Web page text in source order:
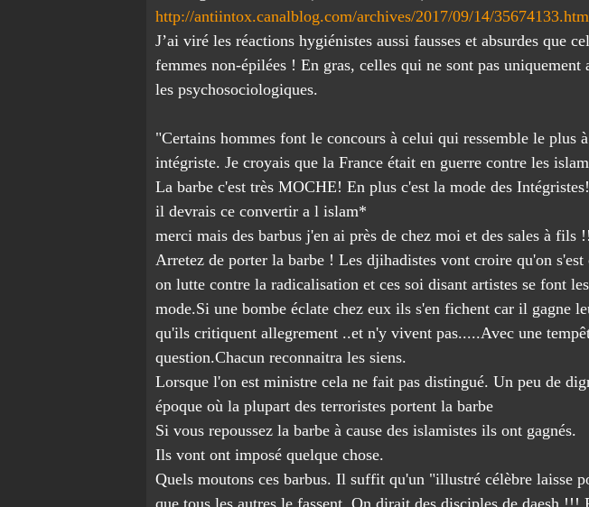
http://antiintox.canalblog.com/archives/2017/09/14/
J’ai viré les réactions hygiénistes aussi fausses et absurdes que
femmes non-épilées ! En gras, celles qui ne sont pas
les psychosociologiques.
"Certains hommes font le concours à celui qui ressemble le plus
intégriste. Je croyais que la France était en guerre contre les
La barbe c'est très MOCHE! En plus c'est la mode des Intégristes!
il devrais ce convertir a l islam*
merci mais des barbus j'en ai près de chez moi et des sales à fils
Arretez de porter la barbe ! Les djihadistes vont croire qu'on
on lutte contre la radicalisation et ces soi disant artistes se font
mode.Si une bombe éclate chez eux ils s'en fichent car il gagne
qu'ils critiquent allegrement ..et n'y vivent pas.....Avec une
question.Chacun reconnaitra les siens.
Lorsque l'on est ministre cela ne fait pas distingué. Un peu de
époque où la plupart des terroristes portent la barbe
Si vous repoussez la barbe à cause des islamistes ils ont gagnés.
Ils vont ont imposé quelque chose.
Quels moutons ces barbus. Il suffit qu'un "illustré célèbre laisse
que tous les autres le fassent. On dirait des disciples de daesh !!!